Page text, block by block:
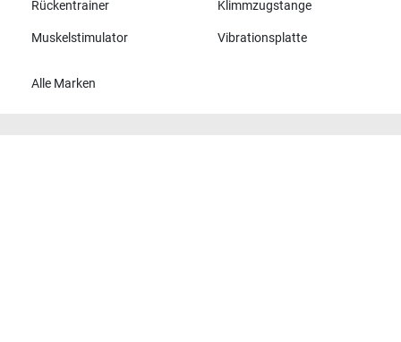
Rückentrainer Klimmzugstange
Muskelstimulator Vibrationsplatte
Alle Marken